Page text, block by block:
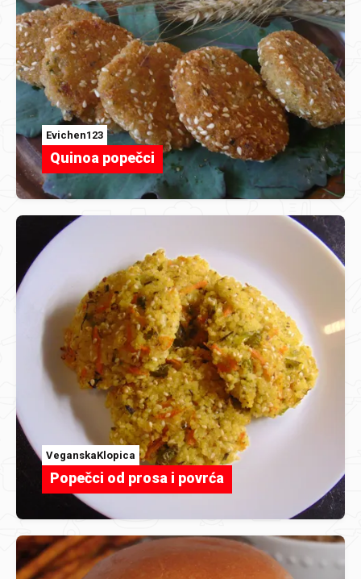
Evichen123
Quinoa popečci
VeganskaKlopica
Popečci od prosa i povrća